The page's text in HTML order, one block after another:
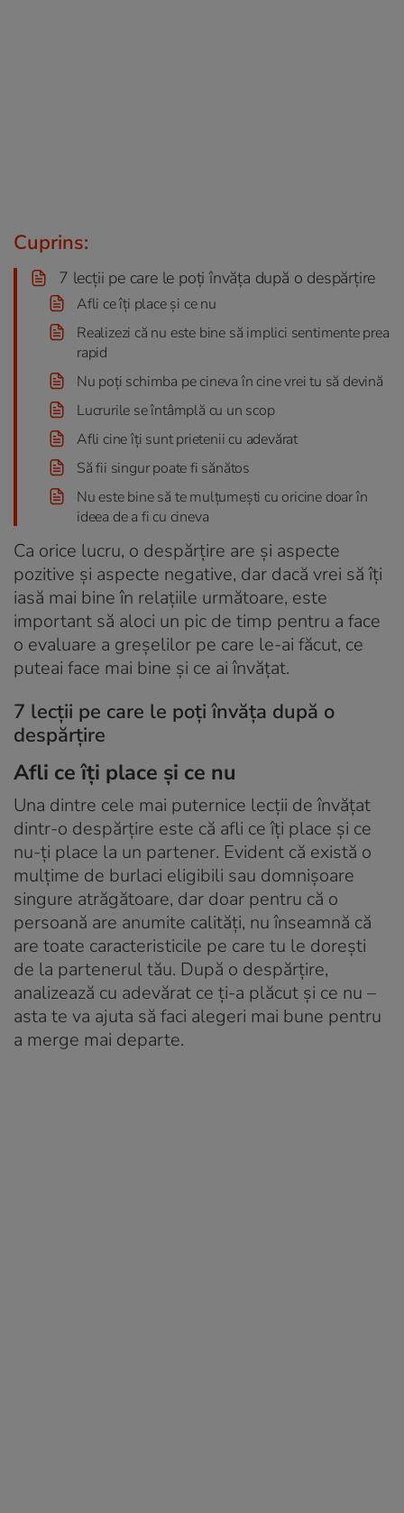
Cuprins:
7 lecții pe care le poți învăța după o despărțire
Afli ce îți place și ce nu
Realizezi că nu este bine să implici sentimente prea
rapid
Nu poți schimba pe cineva în cine vrei tu să devină
Lucrurile se întâmplă cu un scop
Afli cine îți sunt prietenii cu adevărat
Să fii singur poate fi sănătos
Nu este bine să te mulțumești cu oricine doar în
ideea de a fi cu cineva
Ca orice lucru, o despărțire are și aspecte
pozitive și aspecte negative, dar dacă vrei să îți
iasă mai bine în relațiile următoare, este
important să aloci un pic de timp pentru a face
o evaluare a greșelilor pe care le-ai făcut, ce
puteai face mai bine și ce ai învățat.
7 lecții pe care le poți învăța după o
despărțire
Afli ce îți place și ce nu
Una dintre cele mai puternice lecții de învățat
dintr-o despărțire este că afli ce îți place și ce
nu-ți place la un partener. Evident că există o
mulțime de burlaci eligibili sau domnișoare
singure atrăgătoare, dar doar pentru că o
persoană are anumite calități, nu înseamnă că
are toate caracteristicile pe care tu le dorești
de la partenerul tău. După o despărțire,
analizează cu adevărat ce ți-a plăcut și ce nu –
asta te va ajuta să faci alegeri mai bune pentru
a merge mai departe.